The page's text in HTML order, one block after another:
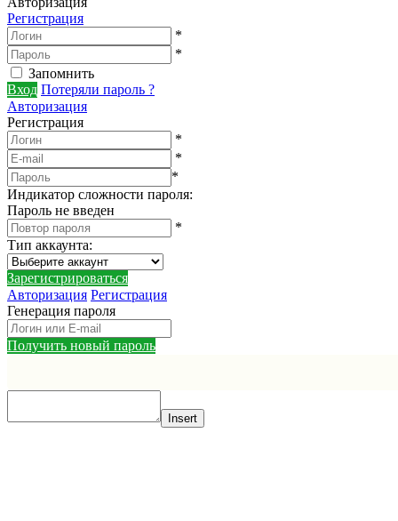
Регистрация
*
*
Запомнить
Вход Потеряли пароль ?
Авторизация
Регистрация
*
*
*
Индикатор сложности пароля:
Пароль не введен
*
Тип аккаунта:
Зарегистрироваться
Авторизация Регистрация
Генерация пароля
Получить новый пароль
Insert